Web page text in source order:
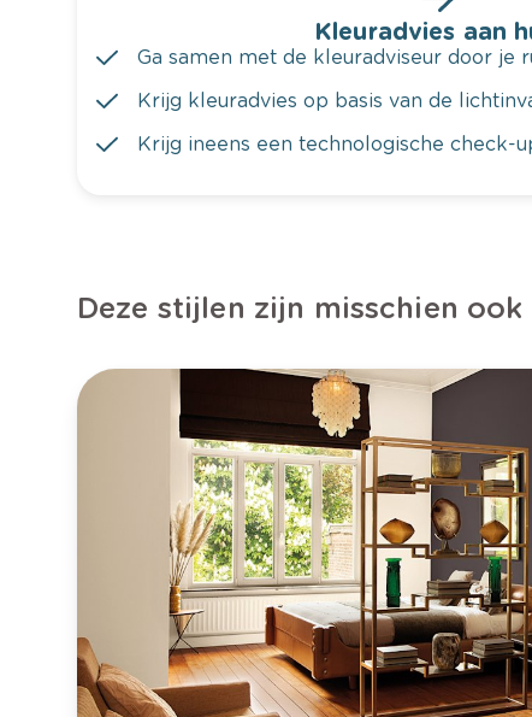
Kleuradvies aan
Ga samen met de kleuradviseur door je
Krijg kleuradvies op basis van de
Krijg ineens een technologische check-
Deze stijlen zijn misschien